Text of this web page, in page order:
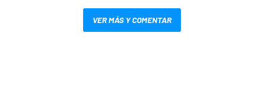
VER MÁS Y COMENTAR